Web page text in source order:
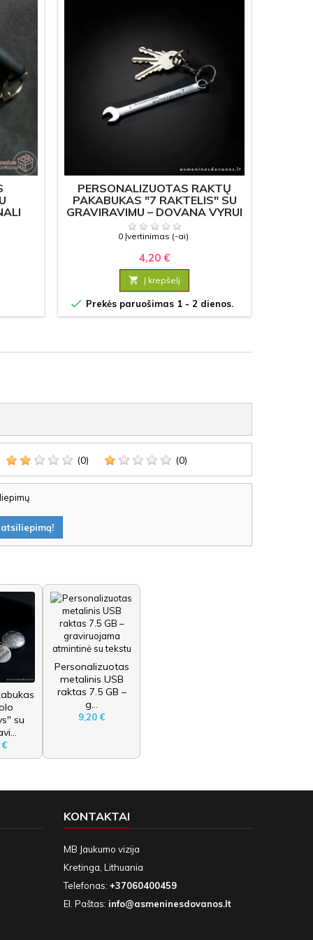
PERSONALIZUOTAS RAKTŲ
PAKABUKAS "7 RAKTELIS" SU
GRAVIRAVIMU – DOVANA VYRUI
AR MEISTRUI
0 Įvertinimas (-ai)
4,20 €
 Į krepšelį
 Prekės paruošimas 1 - 2 dienos.
(0) (0)
su
€
Personalizuotas
metalinis USB
raktas 7.5 GB –
g...
9,20 €
KONTAKTAI
MB Jaukumo vizija
Kretinga, Lithuania
Telefonas: +37060400459
El. Paštas: info@asmeninesdovanos.lt